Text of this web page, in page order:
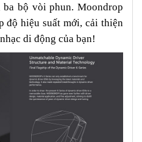
bộ vòi phun. Moondrop
độ hiệu suất mới, cải thiện
di động của bạn!